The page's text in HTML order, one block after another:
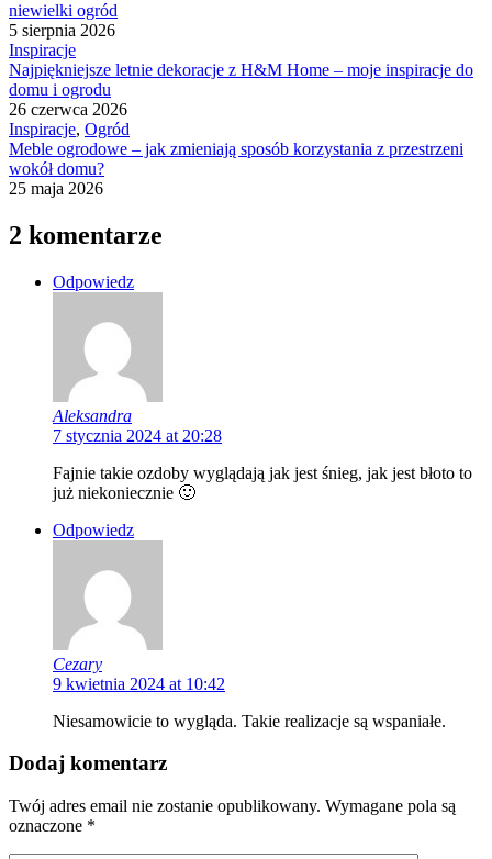
niewielki ogród
5 sierpnia 2026
Inspiracje
Najpiękniejsze letnie dekoracje z H&M Home – moje inspiracje do
domu i ogrodu
26 czerwca 2026
Inspiracje, Ogród
Meble ogrodowe – jak zmieniają sposób korzystania z przestrzeni
wokół domu?
25 maja 2026
2 komentarze
Odpowiedz
Aleksandra
7 stycznia 2024 at 20:28
Fajnie takie ozdoby wyglądają jak jest śnieg, jak jest błoto to
już niekoniecznie 🙂
Odpowiedz
Cezary
9 kwietnia 2024 at 10:42
Niesamowicie to wygląda. Takie realizacje są wspaniałe.
Dodaj komentarz
Twój adres email nie zostanie opublikowany. Wymagane pola są
oznaczone *